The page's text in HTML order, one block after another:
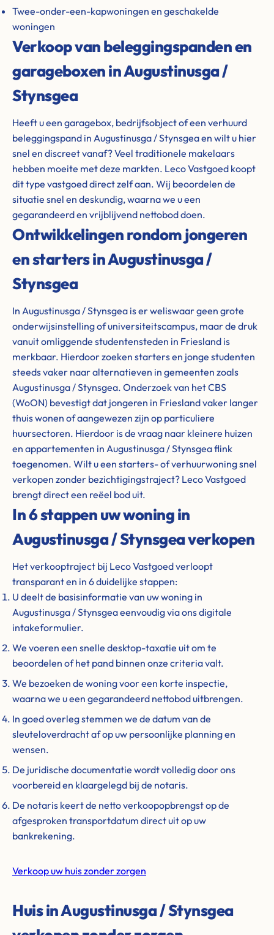
Twee-onder-een-kapwoningen en geschakelde
woningen
Verkoop van beleggingspanden en
garageboxen in Augustinusga /
Stynsgea
Heeft u een garagebox, bedrijfsobject of een verhuurd
beleggingspand in Augustinusga / Stynsgea en wilt u hier
snel en discreet vanaf? Veel traditionele makelaars
hebben moeite met deze markten. Leco Vastgoed koopt
dit type vastgoed direct zelf aan. Wij beoordelen de
situatie snel en deskundig, waarna we u een
gegarandeerd en vrijblijvend nettobod doen.
Ontwikkelingen rondom jongeren
en starters in Augustinusga /
Stynsgea
In Augustinusga / Stynsgea is er weliswaar geen grote
onderwijsinstelling of universiteitscampus, maar de druk
vanuit omliggende studentensteden in Friesland is
merkbaar. Hierdoor zoeken starters en jonge studenten
steeds vaker naar alternatieven in gemeenten zoals
Augustinusga / Stynsgea. Onderzoek van het CBS
(WoON) bevestigt dat jongeren in Friesland vaker langer
thuis wonen of aangewezen zijn op particuliere
huursectoren. Hierdoor is de vraag naar kleinere huizen
en appartementen in Augustinusga / Stynsgea flink
toegenomen. Wilt u een starters- of verhuurwoning snel
verkopen zonder bezichtigingstraject? Leco Vastgoed
brengt direct een reëel bod uit.
In 6 stappen uw woning in
Augustinusga / Stynsgea verkopen
Het verkooptraject bij Leco Vastgoed verloopt
transparant en in 6 duidelijke stappen:
U deelt de basisinformatie van uw woning in
Augustinusga / Stynsgea eenvoudig via ons digitale
intakeformulier.
We voeren een snelle desktop-taxatie uit om te
beoordelen of het pand binnen onze criteria valt.
We bezoeken de woning voor een korte inspectie,
waarna we u een gegarandeerd nettobod uitbrengen.
In goed overleg stemmen we de datum van de
sleuteloverdracht af op uw persoonlijke planning en
wensen.
De juridische documentatie wordt volledig door ons
voorbereid en klaargelegd bij de notaris.
De notaris keert de netto verkoopopbrengst op de
afgesproken transportdatum direct uit op uw
bankrekening.
Verkoop uw huis zonder zorgen
Huis in Augustinusga / Stynsgea